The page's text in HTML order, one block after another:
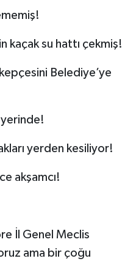
kaçak su hattı çekmiş!
Belediye’ye
yerden kesiliyor!
akşamcı!
İl Genel Meclis
ama bir çoğu